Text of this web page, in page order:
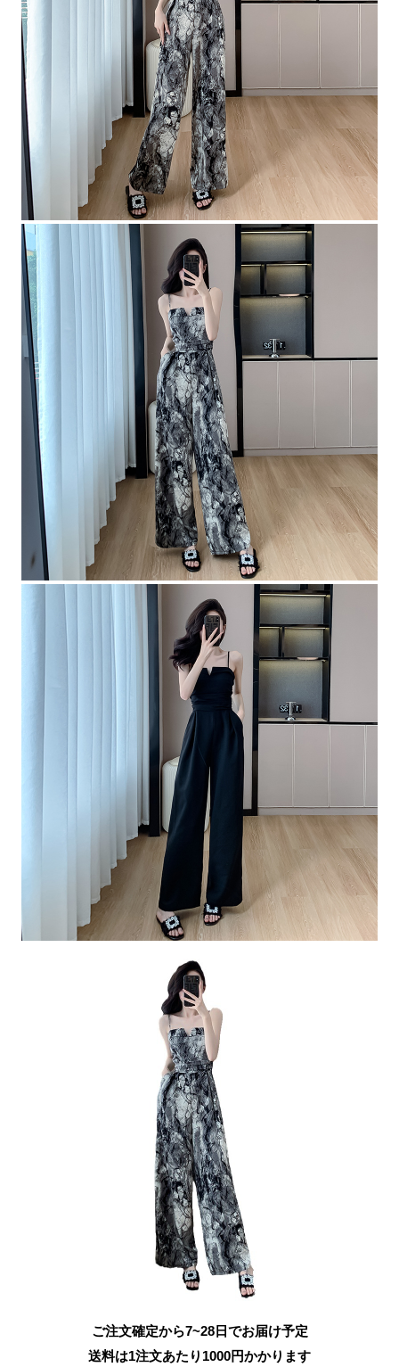
ご注文確定から7~28日でお届け予定
送料は1注文あたり 1000円かかります